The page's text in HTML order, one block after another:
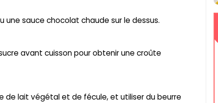
sauce chocolat chaude sur le dessus.
avant cuisson pour obtenir une croûte
de lait végétal et de fécule, et utiliser du beurre